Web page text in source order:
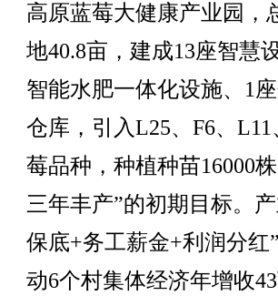
高原蓝莓大健康产业园，
地40.8亩，建成13座智慧
智能水肥一体化设施、1
仓库，引入L25、F6、
莓品种，种植种苗16000
三年丰产”的初期目标。
保底+务工薪金+利润分红
动6个村集体经济年增收